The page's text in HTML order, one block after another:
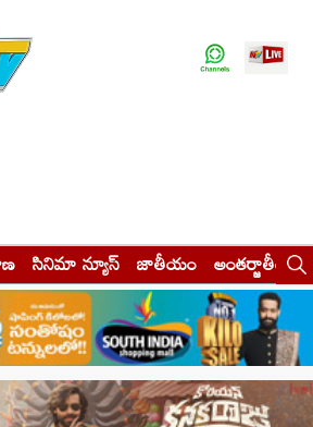
సినిమా న్యూస్ జాతీయం అంతర్జాతీయం